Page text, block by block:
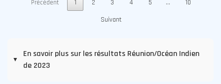
Précédent 1 2 3 4 5 …
10
Suivant
▼
En savoir plus sur les résultats Réunion/Océan Indien
de 2023